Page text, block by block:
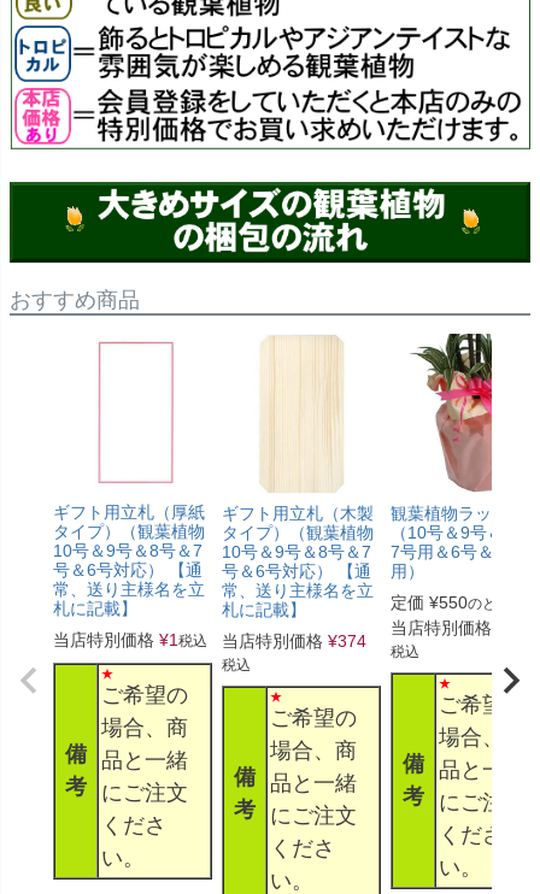
おすすめ商品
ギフト用立札（厚紙
タイプ）（観葉植物
10号＆9号＆8号＆7
号＆6号対応） 【通
常、送り主様名を立
札に記載】
当店特別価格 ¥1税込
備
考
ご希望の
場合、商
品と一緒
にご注文
くださ
い。
ギフト用立札（木製
タイプ）（観葉植物
10号＆9号＆8号＆7
号＆6号対応） 【通
常、送り主様名を立
札に記載】
当店特別価格 ¥374
税込
備
考
ご希望の
場合、商
品と一緒
にご注文
くださ
い。
観葉植物ラッピン
（10号＆9号＆8号
7号用＆6号＆5号
用）
定価 ¥550のところ
当店特別価格
税込
備
考
ご希望の
場合、商
品と一緒
にご注文
くださ
い。